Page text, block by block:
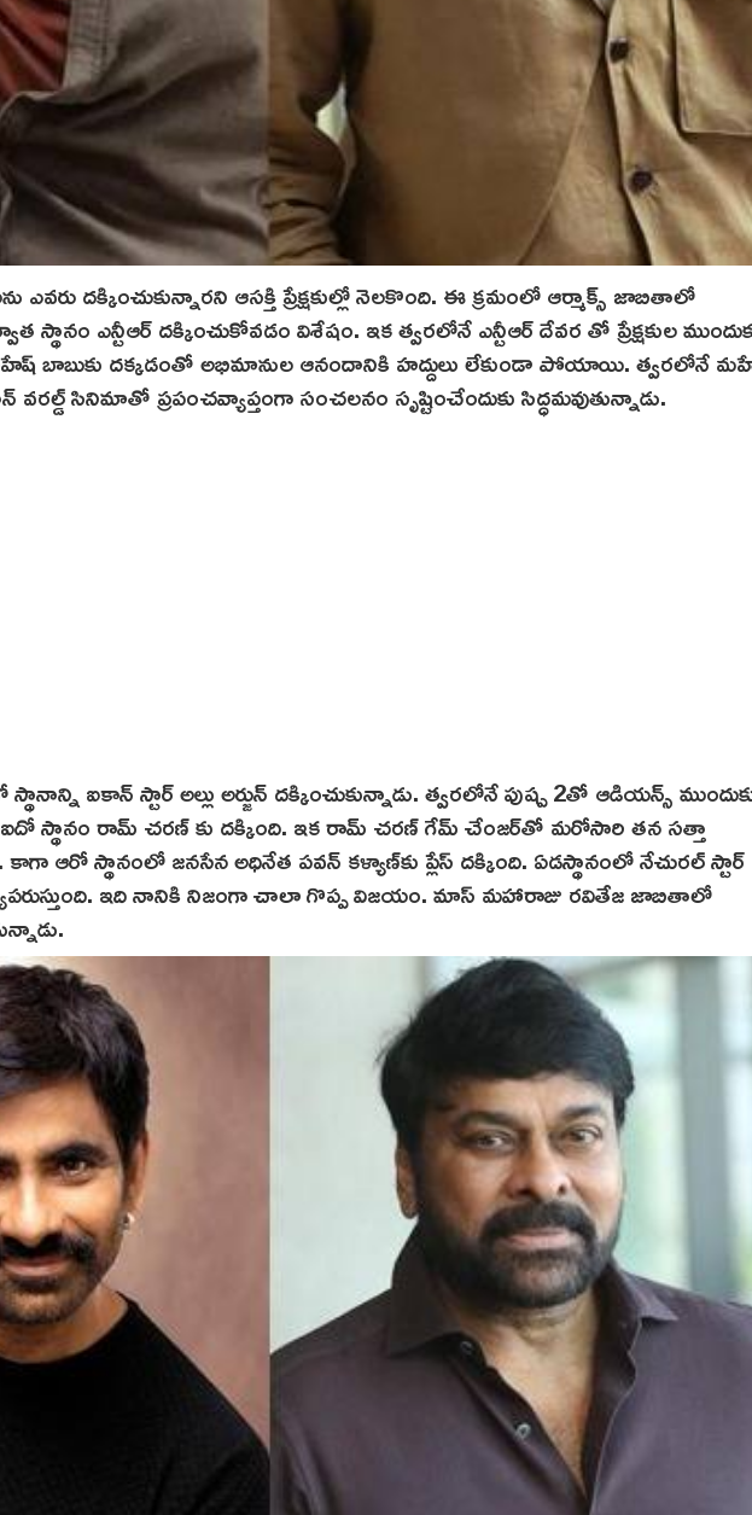
దక్కించుకున్నారని ఆసక్తి ప్రేక్షకుల్లో నెలకొంది. ఈ క్ర‌మంలో ఆర్మాక్స్ జాబితాలో
స్థానం ఎన్టీఆర్ దక్కించుకోవడం విశేషం. ఇక త్వరలోనే ఎన్టీఆర్ దేవర తో ప్రేక్షకుల
బాబుకు ద‌క్క‌డంతో అభిమానుల ఆనందానికి హద్దులు లేకుండా పోయాయి. త్వరలోనే
సినిమాతో ప్రపంచవ్యాప్తంగా సంచలనం సృష్టించేందుకు సిద్ధమవుతున్నాడు.
ఐకాన్ స్టార్ అల్లు అర్జున్ దక్కించుకున్నాడు. త్వరలోనే పుష్ప 2తో ఆడియన్స్
ఐదో స్థానం రామ్ చరణ్ కు దక్కింది. ఇక రామ్ చరణ్ గేమ్ చేంజర్‌తో మరోసారి తన సత్తా
కాగా ఆరో స్థానంలో జనసేన అధినేత పవన్ కళ్యాణ్‌కు ప్లేస్ దక్కింది. ఏడస్థానంలో నేచురల్ స్టార్
ఇది నానికి నిజంగా చాలా గొప్ప విజయం. మాస్ మహారాజు రవితేజ జాబితాలో